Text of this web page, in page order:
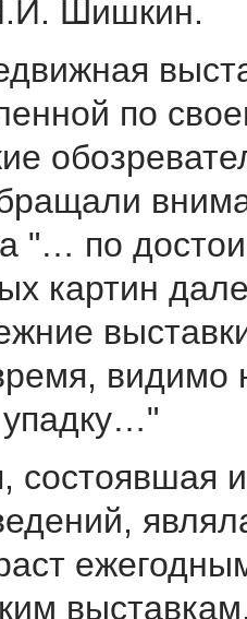
Шишкин.
по
"… по
картин
видимо
упадку…"
состоявшая